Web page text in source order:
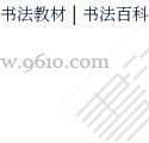
书法教材 | 书法百科